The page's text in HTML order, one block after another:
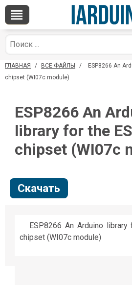
ГЛАВНАЯ / ВСЕ ФАЙЛЫ /
ESP8266 An
chipset (WI07c module)
ESP8266 An
library for the
chipset (WI07c
Скачать
ESP8266 An Arduino library
chipset (WI07c module)
По вопросам приобретения
*Доступно общение только
сообщениями, звонки и аудио
обслуживаются
shop@iarduino.ru
По техническим вопросам
shop@iarduino.ru